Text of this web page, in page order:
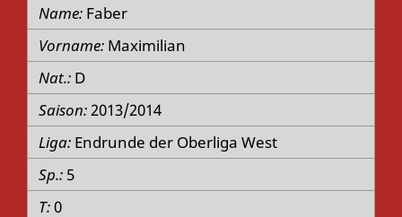
Faber
Maximilian
D
2013/2014
Endrunde der Oberliga West
5
0